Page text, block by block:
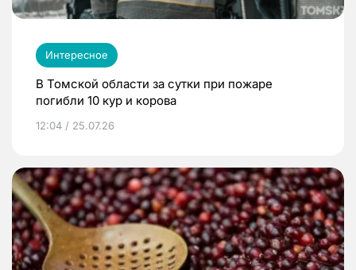
Интересное
В Томской области за сутки при пожаре
погибли 10 кур и корова
12:04 / 25.07.26